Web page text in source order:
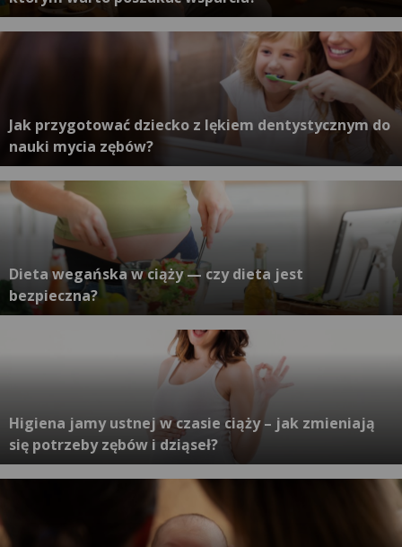
Jak przygotować dziecko z lękiem dentystycznym do
nauki mycia zębów?
Dieta wegańska w ciąży — czy dieta jest
bezpieczna?
Higiena jamy ustnej w czasie ciąży – jak zmieniają
się potrzeby zębów i dziąseł?